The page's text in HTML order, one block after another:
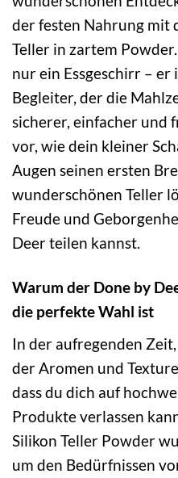
der festen Nahrung mit
Teller in zartem
nur ein Essgeschirr –
Begleiter, der die
sicherer, einfacher und
vor, wie dein kleiner
Augen seinen ersten
wunderschönen Teller
Freude und
Deer teilen kannst.
Warum der Done by
die perfekte Wahl ist
In der aufregenden
der Aromen und
dass du dich auf
Produkte verlassen
Silikon Teller Powder
um den Bedürfnissen